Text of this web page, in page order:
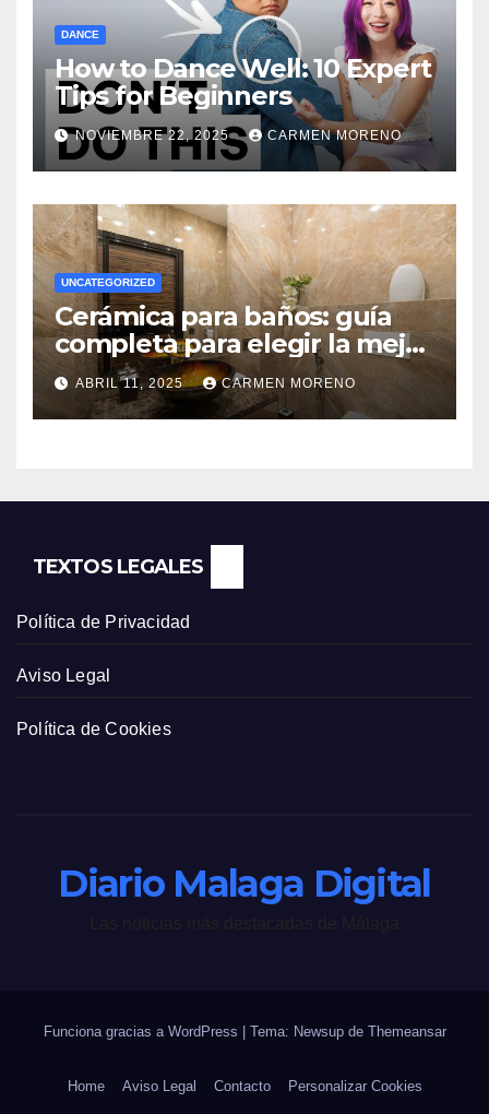
DANCE
How to Dance Well: 10 Expert
Tips for Beginners
NOVIEMBRE 22, 2025 CARMEN MORENO
UNCATEGORIZED
Cerámica para baños: guía
completa para elegir la mejor
opción
ABRIL 11, 2025 CARMEN MORENO
TEXTOS LEGALES
Política de Privacidad
Aviso Legal
Política de Cookies
Diario Malaga Digital
Funciona gracias a WordPress Tema: Newsup de Themeansar
Home Aviso Legal Contacto Personalizar Cookies